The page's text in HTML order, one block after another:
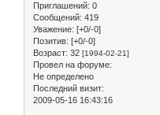
Приглашений: 0
Сообщений: 419
Уважение: [+0/-0]
Позитив: [+0/-0]
Возраст: 32 [1994-02-21]
Провел на форуме:
Не определено
Последний визит:
2009-05-16 16:43:16